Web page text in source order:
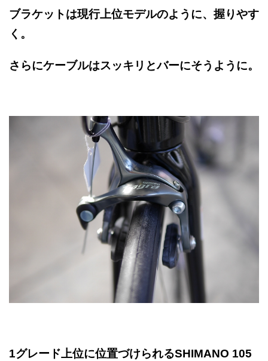
ブラケットは現行上位モデルのように、握りやす
く。
さらにケーブルはスッキリとバーにそうように。
1グレード上位に位置づけられるSHIMANO 105